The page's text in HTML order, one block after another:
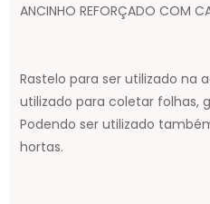
ANCINHO REFORÇADO COM
Rastelo para ser utilizado na
utilizado para coletar folhas,
Podendo ser utilizado
hortas.